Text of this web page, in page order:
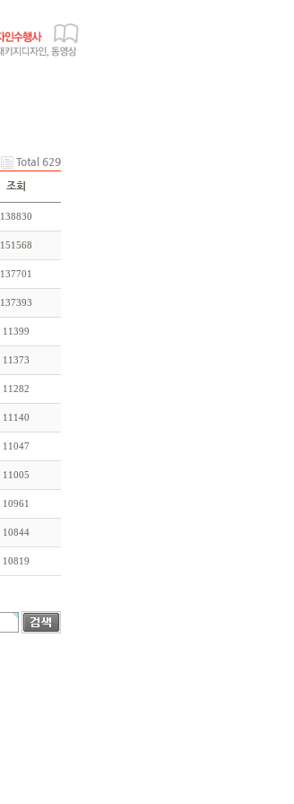
Total 629
조회
138830
151568
137701
137393
11399
11373
11282
11140
11047
11005
10961
10844
10819